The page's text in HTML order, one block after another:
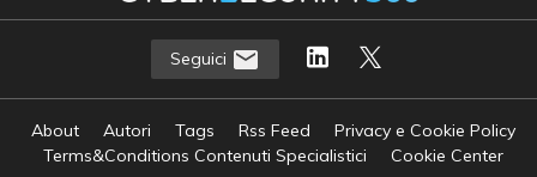
Seguici
About Autori Tags Rss Feed
Privacy e Cookie Policy
Terms&Conditions Contenuti Specialistici
Cookie Center